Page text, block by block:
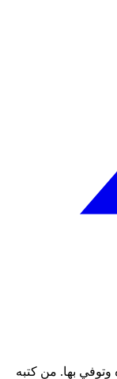
بصره وتوفي بها. من كتبه